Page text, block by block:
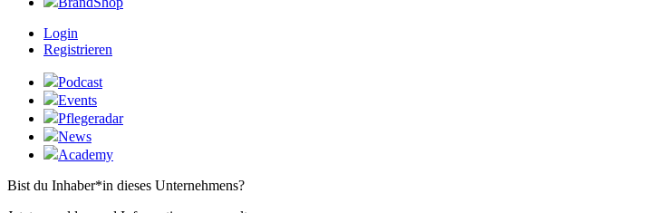
Login
Registrieren
Podcast
Events
Pflegeradar
News
Academy
Bist du Inhaber*in dieses Unternehmens?